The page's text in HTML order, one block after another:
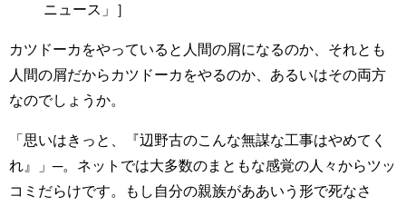
ニュース」］
カツドーカをやっていると人間の屑になるのか、それとも
人間の屑だからカツドーカをやるのか、あるいはその両方
なのでしょうか。
「思いはきっと、『辺野古のこんな無謀な工事はやめてく
れ』」─。ネットでは大多数のまともな感覚の人々からツッ
コミだらけです。もし自分の親族がああいう形で死なさ